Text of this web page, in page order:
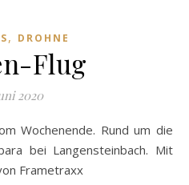
, DROHNE
Flug
2020
bei Langensteinbach. Mit
Frametraxx